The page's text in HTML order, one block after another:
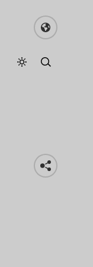
Tryb dzienny
Darkmode